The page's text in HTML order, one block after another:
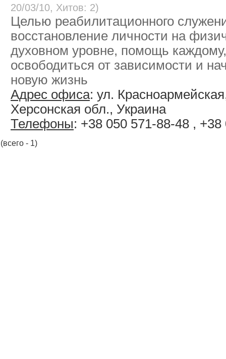
20/03/10, Хитов: 2)
Целью реабилитационного
восстановление личности на
духовном уровне, помощь каждому,
освободиться от зависимости и
новую жизнь
Адрес офиса: ул.
Херсонская обл., Украина
Телефоны: +38 050 571-88-48 ,
(всего - 1)